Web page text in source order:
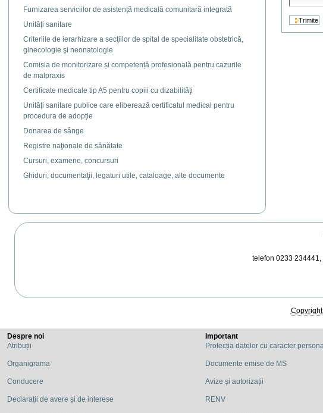
Furnizarea serviciilor de asistență medicală comunitară integrată
Unități sanitare
Criteriile de ierarhizare a secţiilor de spital de specialitate obstetrică,
ginecologie şi neonatologie
Comisia de monitorizare și competență profesională pentru cazurile
de malpraxis
Certificate medicale tip A5 pentru copiii cu dizabilităţi
Unități sanitare publice care eliberează certificatul medical pentru
procedura de adopție
Donarea de sânge
Registre naţionale de sănătate
Cursuri, examene, concursuri
Ghiduri, documentaţii, legaturi utile, cataloage, alte documente
telefon 0233 234441,
Despre noi
Atribuții
Organigrama
Conducere
Declarații de avere și de interese
Important
Protecția datelor cu caracter
Documente emise de MS
Avize și autorizații
RENV